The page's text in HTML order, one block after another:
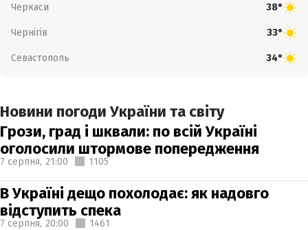
Черкаси 38°
Чернігів 33°
Севастополь 34°
Новини погоди України та світу
Грози, град і шквали: по всій Україні
оголосили штормове попередження
7 серпня, 21:00 1105
В Україні дещо похолодає: як надовго
відступить спека
7 серпня, 20:00 1461